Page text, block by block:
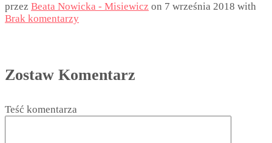
przez Beata Nowicka - Misiewicz on 7 września 2018 with
Brak komentarzy
Zostaw Komentarz
Teść komentarza